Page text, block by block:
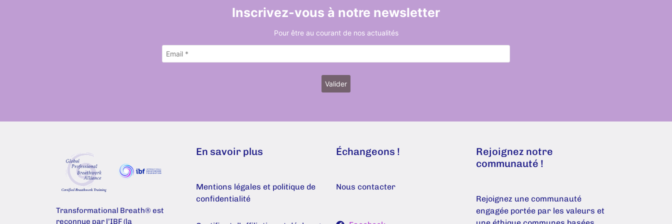
Inscrivez-vous à notre newsletter
Pour être au courant de nos actualités
Transformational Breath® est
reconnue par l’IBF (la
En savoir plus
Mentions légales et politique de
confidentialité
Échangeons !
Nous contacter
Rejoignez notre
communauté !
Rejoignez une communauté
engagée portée par les valeurs et